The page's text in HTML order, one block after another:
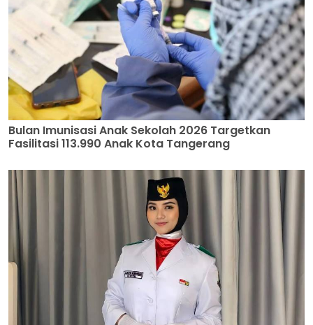
Bulan Imunisasi Anak Sekolah 2026 Targetkan
Fasilitasi 113.990 Anak Kota Tangerang